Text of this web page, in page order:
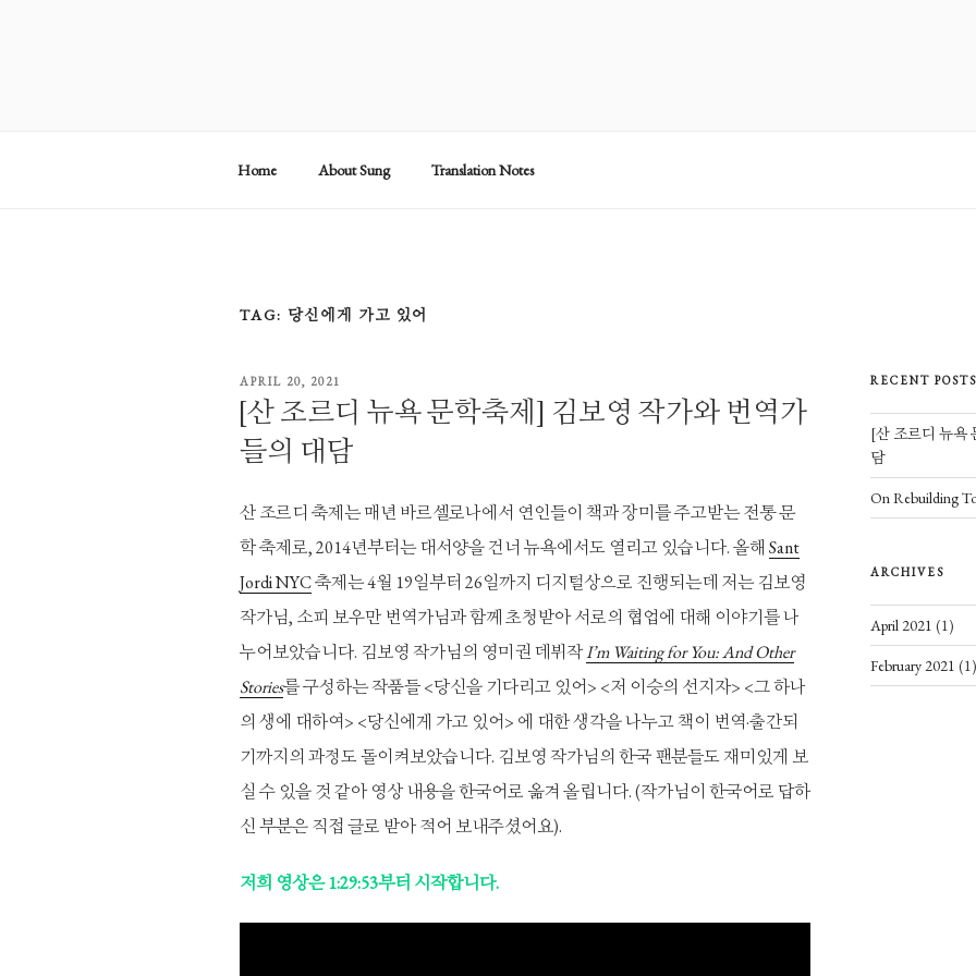
Home About Sung Translation Notes
TAG: 당신에게 가고 있어
POSTED
ON
APRIL 20, 2021
[산 조르디 뉴욕 문학축제] 김보영 작가와 번역가
들의 대담
산 조르디 축제는 매년 바르셀로나에서 연인들이 책과 장미를 주고받는 전통 문
학 축제로, 2014년부터는 대서양을 건너 뉴욕에서도 열리고 있습니다. 올해Sant
Jordi NYC축제는 4월 19일부터 26일까지 디지털상으로 진행되는데 저는 김보영
작가님, 소피 보우만 번역가님과 함께 초청받아 서로의 협업에 대해 이야기를 나
누어보았습니다. 김보영 작가님의 영미권 데뷔작I’m Waiting for You: And Other
Stories를 구성하는 작품들 <당신을 기다리고 있어> <저 이승의 선지자> <그 하나
의 생에 대하여> <당신에게 가고 있어> 에 대한 생각을 나누고 책이 번역·출간되
기까지의 과정도 돌이켜보았습니다. 김보영 작가님의 한국 팬분들도 재미있게 보
실 수 있을 것 같아 영상 내용을 한국어로 옮겨 올립니다. (작가님이 한국어로 답하
신 부분은 직접 글로 받아 적어 보내주셨어요).
저희 영상은 1:29:53부터 시작합니다.
RECENT POSTS
[산 조르디 뉴욕
담
On Rebuilding
ARCHIVES
April 2021 (1)
February 2021 (1)